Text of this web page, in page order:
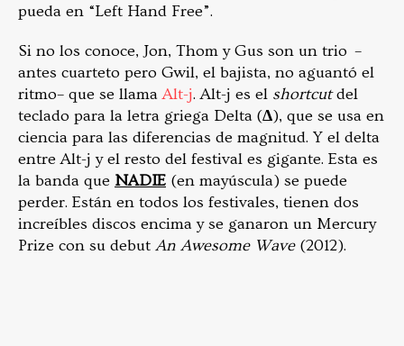
pueda en “Left Hand Free”.
Si no los conoce, Jon, Thom y Gus son un trio –
antes cuarteto pero Gwil, el bajista, no aguantó el
ritmo– que se llamaAlt-j. Alt-j es el shortcutdel
teclado para la letra griega Delta (Δ), que se usa en
ciencia para las diferencias de magnitud. Y el delta
entre Alt-j y el resto del festival es gigante. Esta es
la banda que NADIE (en mayúscula) se puede
perder. Están en todos los festivales, tienen dos
increíbles discos encima y se ganaron un Mercury
Prize con su debut An Awesome Wave(2012).